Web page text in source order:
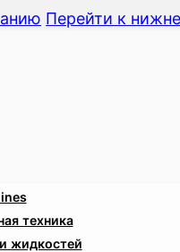
Перейти к
техника
жидкостей